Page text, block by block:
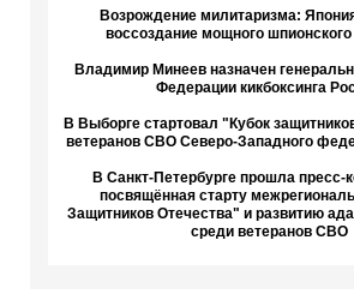
Возрождение милитаризма:
воссоздание мощного
Владимир Минеев назначен
Федерации кикбоксинга
В Выборге стартовал "Кубок
ветеранов СВО Северо-Западного
В Санкт-Петербурге прошла пресс-
посвящённая старту
Защитников Отечества" и развитию
среди ветеранов СВО